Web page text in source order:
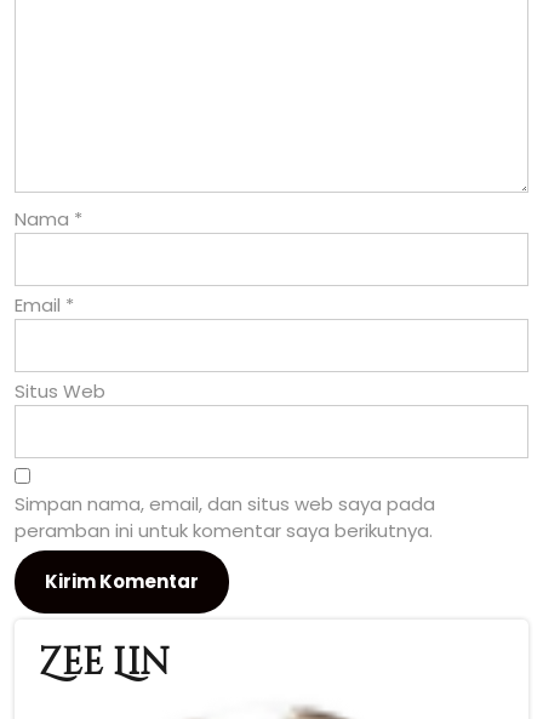
Nama *
Email *
Situs Web
Simpan nama, email, dan situs web saya pada
peramban ini untuk komentar saya berikutnya.
Zee Lin